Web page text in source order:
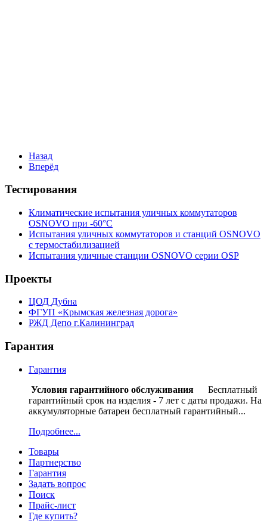
Назад
Вперёд
Тестирования
Климатические испытания уличных коммутаторов
OSNOVO при -60°C
Испытания уличных коммутаторов и станций OSNOVO
с термостабилизацией
Испытания уличные станции OSNOVO серии OSP
Проекты
ЦОД Дубна
ФГУП «Крымская железная дорога»
РЖД Депо г.Калининград
Гарантия
Гарантия
Условия гарантийного обслуживания Бесплатный
гарантийный срок на изделия - 7 лет с даты продажи. На
аккумуляторные батареи бесплатный гарантийный...
Подробнее...
Товары
Партнерство
Гарантия
Задать вопрос
Поиск
Прайс-лист
Где купить?